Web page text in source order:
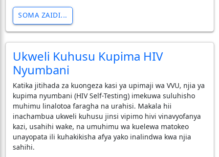
SOMA ZAIDI...
Ukweli Kuhusu Kupima HIV
Nyumbani
Katika jitihada za kuongeza kasi ya upimaji wa VVU, njia ya
kupima nyumbani (HIV Self-Testing) imekuwa suluhisho
muhimu linalotoa faragha na urahisi. Makala hii
inachambua ukweli kuhusu jinsi vipimo hivi vinavyofanya
kazi, usahihi wake, na umuhimu wa kuelewa matokeo
unayopata ili kuhakikisha afya yako inalindwa kwa njia
sahihi.